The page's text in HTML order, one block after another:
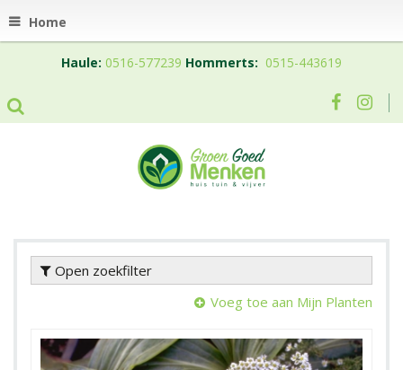
Home
Haule: 0516-577239 Hommerts: 0515-443619
Open zoekfilter
Voeg toe aan Mijn Planten